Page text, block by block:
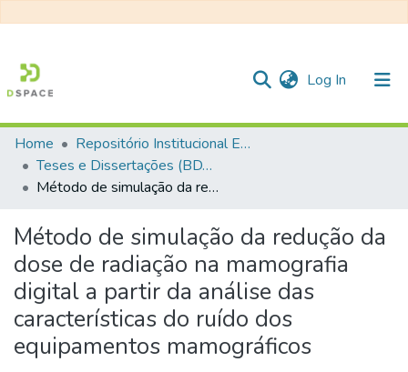
Log In (current)
Communities & Collections
All of DSpace
Statistics
Home
Repositório Institucional EESC
Teses e Dissertações (BDTD USP)
Método de simulação da redução da dose de radiação na mamografia digital a partir da análise das características do ruído dos equipamentos mamográficos
Método de simulação da redução da
dose de radiação na mamografia
digital a partir da análise das
características do ruído dos
equipamentos mamográficos